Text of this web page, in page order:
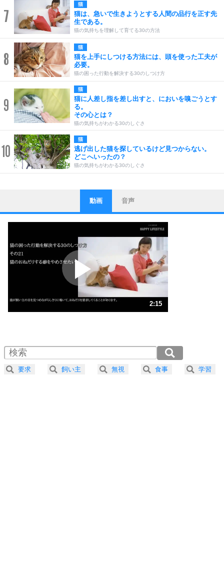
7
猫
猫は、急いで生きようとする人間の品行を正す先
生である。
猫の気持ちを理解して育てる30の方法
8
猫
猫を上手にしつける方法には、頭を使った工夫が
必要。
猫の困った行動を解決する30のしつけ方
9
猫
猫に人差し指を差し出すと、においを嗅ごうとす
る。
その心とは？
猫の気持ちがわかる30のしぐさ
10
猫
逃げ出した猫を探しているけど見つからない。
どこへいったの？
猫の気持ちがわかる30のしぐさ
1
ストレス対策
他人と比べない。
いっそのこと、他人を見ない。
いらいらしない人になる30の方法
プラス思考
ポジティブになれない原因は、行動しないから。
ポジティブ思考になる30の方法
ストレス対策
人生、なんとかなるもの。
気楽に生きる30の方法
4 器の大きい人は、怒りを優しさで表現する。
動画 音声
2:15
2.0倍速 （265KB 1分7秒）
2.5倍速 （212KB 54秒）
3.0倍速 （177KB 45秒）
要求 飼い主 無視 食事 学習